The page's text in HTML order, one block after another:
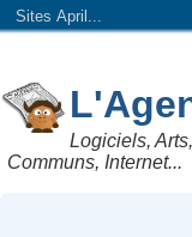
Sites April...
Logiciels,
Communs, Internet...